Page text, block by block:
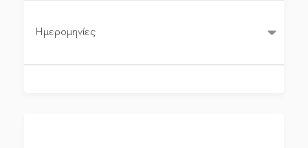
Ημερομηνίες